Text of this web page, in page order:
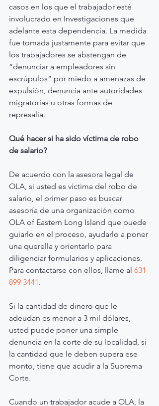
casos en los que el trabajador esté
involucrado en Investigaciones que
adelante esta dependencia. La medida
fue tomada justamente para evitar que
los trabajadores se abstengan de
“denunciar a empleadores sin
escrúpulos” por miedo a amenazas de
expulsión, denuncia ante autoridades
migratorias u otras formas de
represalia.
Qué hacer si ha sido víctima de robo
de salario?
De acuerdo con la asesora legal de
OLA, si usted es víctima del robo de
salario, el primer paso es buscar
asesoría de una organización como
OLA of Eastern Long Island que puede
guiarlo en el proceso, ayudarlo a poner
una querella y orientarlo para
diligenciar formularios y aplicaciones.
Para contactarse con ellos, llame al 631
899 3441.
Si la cantidad de dinero que le
adeudan es menor a 3 mil dólares,
usted puede poner una simple
denuncia en la corte de su localidad, si
la cantidad que le deben supera ese
monto, tiene que acudir a la Suprema
Corte.
Cuando un trabajador acude a OLA, la